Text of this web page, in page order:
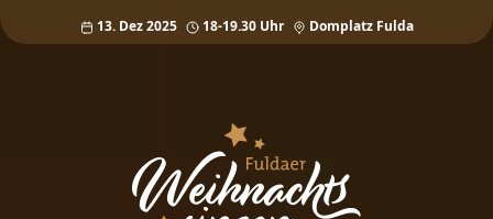
13. Dez 2025 18-19.30 Uhr Domplatz Fulda